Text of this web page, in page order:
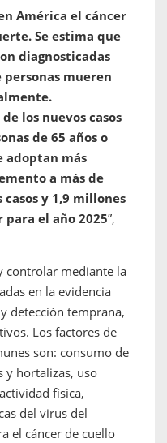
América el cáncer
Se estima que
diagnosticadas
personas mueren
los nuevos casos
de 65 años o
adoptan más
a más de
y 1,9 millones
el año 2025”,
controlar mediante la
en la evidencia
detección temprana,
Los factores de
son: consumo de
y hortalizas, uso
física,
del virus del
el cáncer de cuello